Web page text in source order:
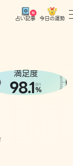
占い記事 今日の運勢
満足度
98.1※1
%